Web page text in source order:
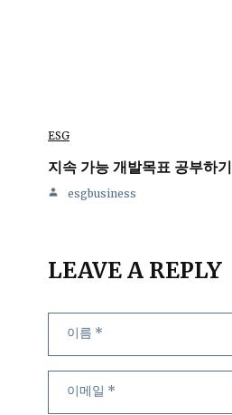
ESG
지속 가능 개발목표 공부하기
esgbusiness
LEAVE A REPLY